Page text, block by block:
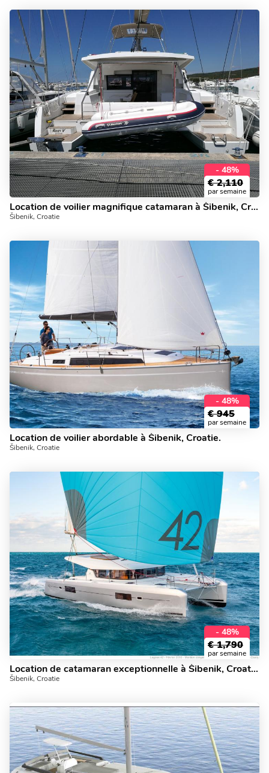
- 48%
€ 2,110
par semaine
Location de voilier magnifique catamaran à Šibenik, Croatie.
Šibenik, Croatie
- 48%
€ 945
par semaine
Location de voilier abordable à Šibenik, Croatie.
Šibenik, Croatie
- 48%
€ 1,790
par semaine
Location de catamaran exceptionnelle à Šibenik, Croatie. MEDIA LUNA - 42ft.
Šibenik, Croatie